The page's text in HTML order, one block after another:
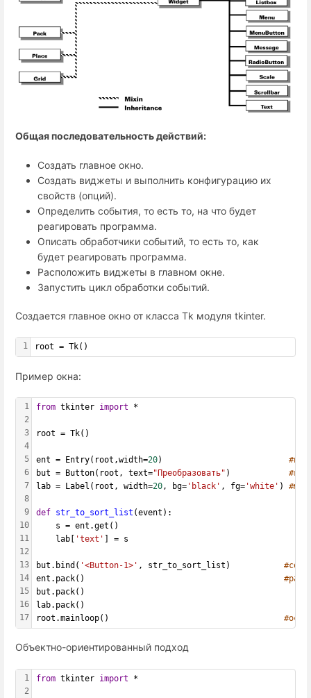
Общая последовательность действий:
Создать главное окно.
Создать виджеты и выполнить конфигурацию их
свойств (опций).
Определить события, то есть то, на что будет
реагировать программа.
Описать обработчики событий, то есть то, как
будет реагировать программа.
Расположить виджеты в главном окне.
Запустить цикл обработки событий.
Создается главное окно от класса Tk модуля tkinter.
1 root = Tk()
Пример окна:
1
2
3
4
5
6
7
8
9
10
11
12
13
14
15
16
17
from tkinter import *
root = Tk()
ent = Entry(root,width=20)
but = Button(root, text="Преобразовать" )
lab = Label(root, width=20 , bg= 'black' , fg= 'white' )
def str_to_sort_list (event):
    s = ent.get()
    lab[
'text' ] = s
but.bind( '<Button-1>' , str_to_sort_list)
ent.pack()
but.pack()
lab.pack()
root.mainloop()
Объектно-ориентированный подход
1
2
from tkinter import *